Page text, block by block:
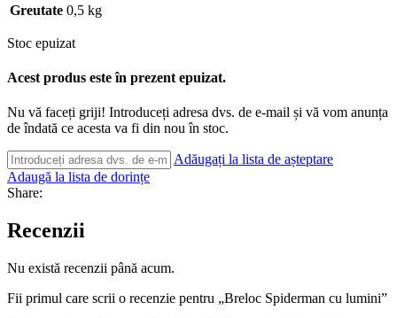
Greutate 0,5 kg
Stoc epuizat
Acest produs este în prezent epuizat.
Nu vă faceți griji! Introduceți adresa dvs. de e-mail și vă vom anunța
de îndată ce acesta va fi din nou în stoc.
Adăugați la lista de așteptare
Adaugă la lista de dorințe
Share:
Recenzii
Nu există recenzii până acum.
Fii primul care scrii o recenzie pentru „Breloc Spiderman cu lumini”